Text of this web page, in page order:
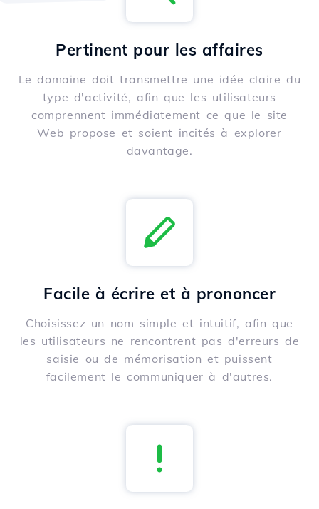
Pertinent pour les affaires
Le domaine doit transmettre une idée claire du
type d'activité, afin que les utilisateurs
comprennent immédiatement ce que le site
Web propose et soient incités à explorer
davantage.
Facile à écrire et à prononcer
Choisissez un nom simple et intuitif, afin que
les utilisateurs ne rencontrent pas d'erreurs de
saisie ou de mémorisation et puissent
facilement le communiquer à d'autres.